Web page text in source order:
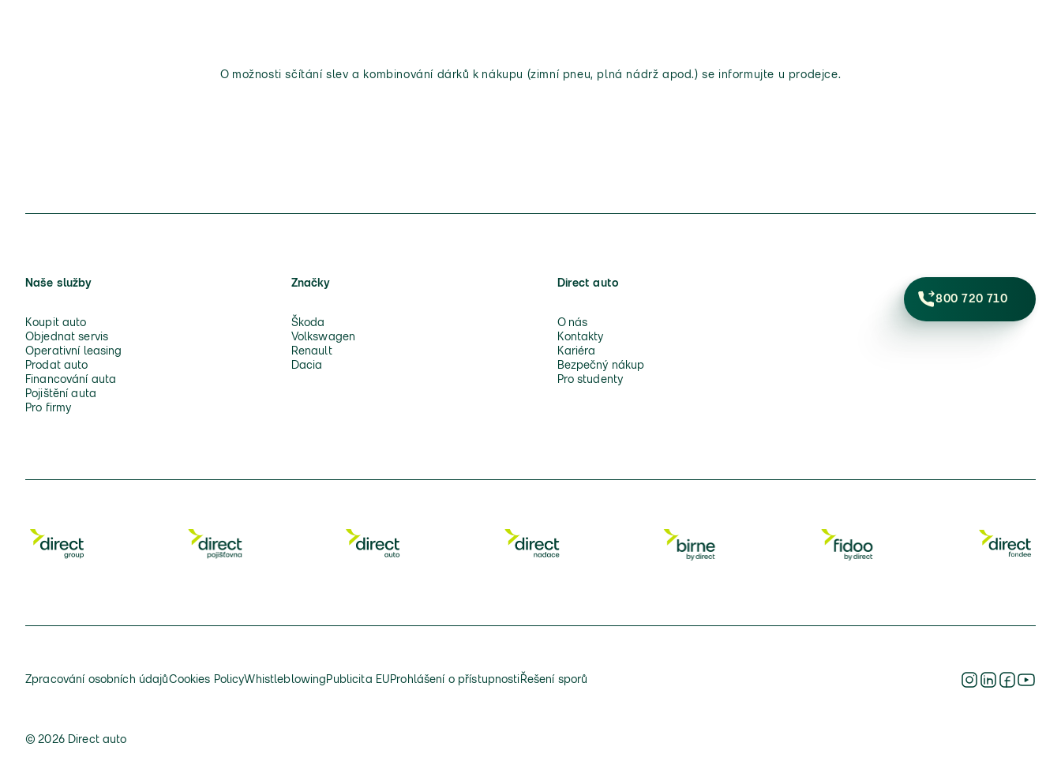
O možnosti sčítání slev a kombinování dárků k nákupu (zimní pneu, plná nádrž apod.) se informujte u prodejce.
Naše služby
Koupit auto
Objednat servis
Operativní leasing
Prodat auto
Financování auta
Pojištění auta
Pro firmy
Značky
Škoda
Volkswagen
Renault
Dacia
Direct auto
O nás
Kontakty
Kariéra
Bezpečný nákup
Pro studenty
800 720 710
Zpracování osobních údajůCookies PolicyWhistleblowing Publicita EU Prohlášení o přístupnosti Řešení sporů
© 2026 Direct auto